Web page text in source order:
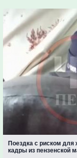
Поездка с риском
кадры из пензенской